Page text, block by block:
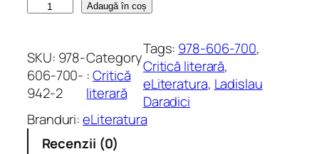
t
i
t
a
t
Adaugă în coș
SKU: 978-
606-700-
942-2
Category
:Critică
literară
Tags: 978-606-700
Critică literară
eLiteratura, Ladislau
Daradici
Branduri:eLiteratura
Recenzii (0)